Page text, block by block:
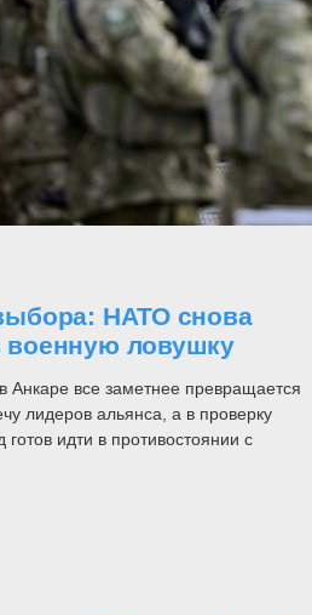
НАТО снова
военную ловушку
все заметнее превращается
лидеров альянса, а в проверку
готов идти в противостоянии с